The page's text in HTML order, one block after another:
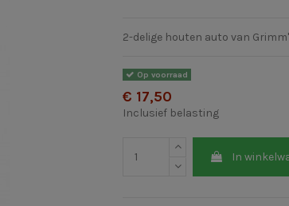
2-delige houten auto van
Op voorraad
€ 17,50
Inclusief belasting
In